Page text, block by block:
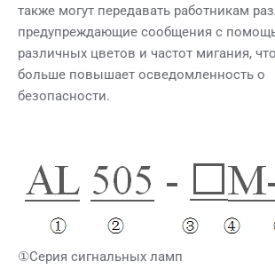
также могут передавать работникам
предупреждающие сообщения с
различных цветов и частот мигания,
больше повышает осведомленность о
безопасности.
①Серия сигнальных ламп